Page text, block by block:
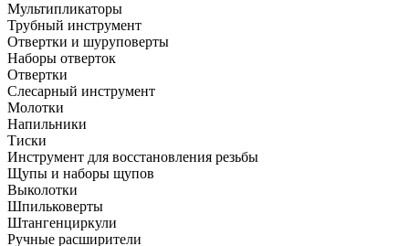
Мультипликаторы
Трубный инструмент
Отвертки и шуруповерты
Наборы отверток
Отвертки
Слесарный инструмент
Молотки
Напильники
Тиски
Инструмент для восстановления резьбы
Щупы и наборы щупов
Выколотки
Шпильковерты
Штангенциркули
Ручные расширители